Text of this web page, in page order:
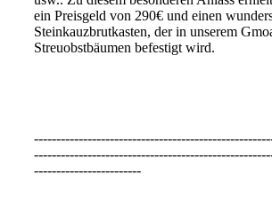
ein Preisgeld von 290€ und einen
Steinkauzbrutkasten, der in unserem
Streuobstbäumen befestigt wird.
------------------------